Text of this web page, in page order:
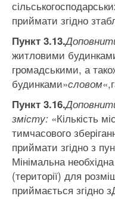
приймати згідно
Пункт 3.13.
житловими
громадськими, а
будинками»словом
Пункт 3.16.
змісту: «Кількість
тимчасового
приймати згідно з
Мінімальна
(території) для
приймається згідно